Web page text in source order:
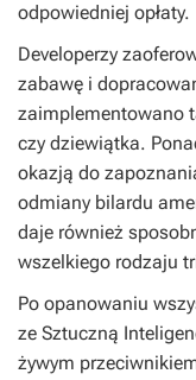
odpowiedniej opłaty.
Developerzy
zabawę i
zaimplementowano
czy dziewiątka.
okazją do
odmiany bilardu
daje również
wszelkiego rodzaju
Po opanowaniu
ze Sztuczną
żywym